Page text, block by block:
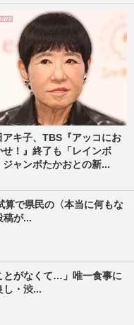
アキ子、TBS『アッコにお
せ！』終了も「レインボ
ジャンボたかおとの新...
算で県民の〈本当に何もな
稿が...
とがなくて…」唯一食事に
し・渋...